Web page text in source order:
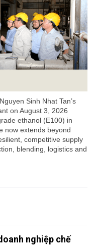
Sinh Nhat Tan’s
on August 3, 2026
ethanol (E100) in
now extends beyond
competitive supply
blending, logistics and
nghiệp chế